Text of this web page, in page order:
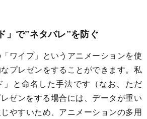
」で”ネタバレ”を防ぐ
ワイプ」というアニメーションを使
プレゼンをすることができます。私
」と命名した手法です（なお、ただ
ゼンをする場合には、データが重い
やすいため、アニメーションの多用